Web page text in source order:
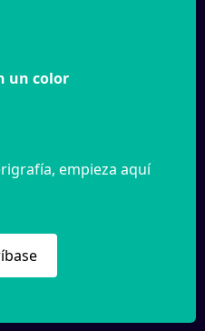
un color
empieza aquí